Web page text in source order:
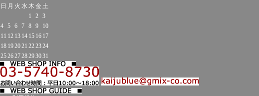
日 月 火 水 木 金 土
1
2 3
4 5 6 7 8 9
10
11 12 13 14 15 16 17
18 192021 222324
25262728293031